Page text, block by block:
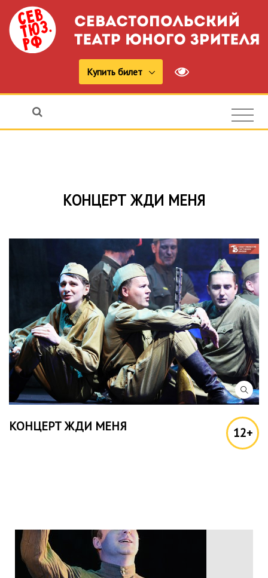
Купить билет
КОНЦЕРТ ЖДИ МЕНЯ
КОНЦЕРТ ЖДИ МЕНЯ 12+